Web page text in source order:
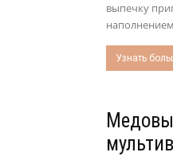
выпечку
Узнать